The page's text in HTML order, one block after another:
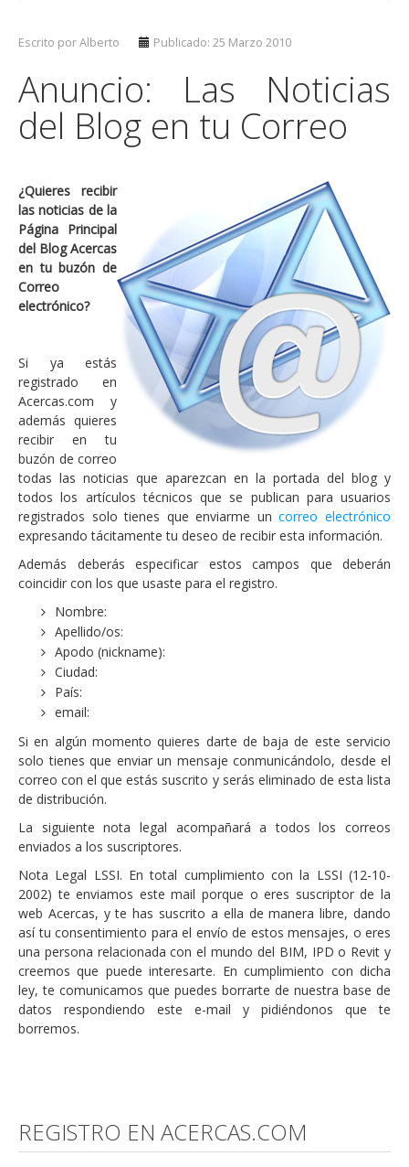
Escrito por Alberto Publicado: 25 Marzo 2010
Anuncio: Las Noticias
del Blog en tu Correo
¿Quieres recibir
las noticias de la
Página Principal
del Blog Acercas
en tu buzón de
Correo
electrónico?
Si ya estás
registrado en
Acercas.com y
además quieres
recibir en tu
buzón de correo
todas las noticias que aparezcan en la portada del blog y
todos los artículos técnicos que se publican para usuarios
registrados solo tienes que enviarme uncorreo electrónico
expresando tácitamente tu deseo de recibir esta información.
Además deberás especificar estos campos que deberán
coincidir con los que usaste para el registro.
Nombre:
Apellido/os:
Apodo (nickname):
Ciudad:
País:
email:
Si en algún momento quieres darte de baja de este servicio
solo tienes que enviar un mensaje conmunicándolo, desde el
correo con el que estás suscrito y serás eliminado de esta lista
de distribución.
La siguiente nota legal acompañará a todos los correos
enviados a los suscriptores.
Nota Legal LSSI. En total cumplimiento con la LSSI (12-10-
2002) te enviamos este mail porque o eres suscriptor de la
web Acercas, y te has suscrito a ella de manera libre, dando
así tu consentimiento para el envío de estos mensajes, o eres
una persona relacionada con el mundo del BIM, IPD o Revit y
creemos que puede interesarte. En cumplimiento con dicha
ley, te comunicamos que puedes borrarte de nuestra base de
datos respondiendo este e-mail y pidiéndonos que te
borremos.
REGISTRO EN ACERCAS.COM